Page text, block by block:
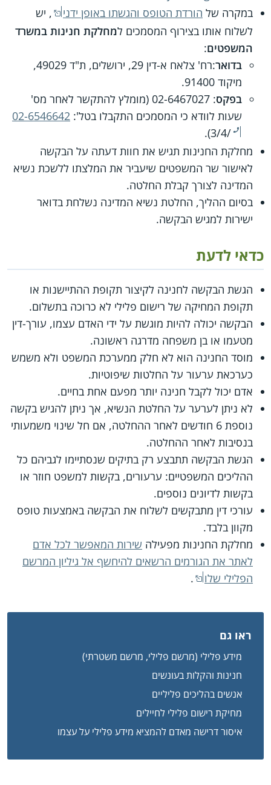
במקרה של הורדת הטופס והגשתו באופן ידני
, יש
לשלוח אותו בצירוף המסמכים למחלקת חנינות במשרד
המשפטים:
בדואר
:רח' צלאח א-דין 29, ירושלים, ת"ד 49029,
מיקוד 91400.
בפקס
: 02-6467027 (מומלץ להתקשר לאחר מס'
שעות לוודא כי המסמכים התקבלו בטל': 02-6546642
/3/4).
מחלקת החנינות תגיש את חוות דעתה על הבקשה
לאישור שר המשפטים שיעביר את המלצתו ללשכת נשיא
המדינה לצורך קבלת החלטה.
בסיום ההליך, החלטת נשיא המדינה נשלחת בדואר
ישירות למגיש הבקשה.
כדאי לדעת
הגשת הבקשה לחנינה לקיצור תקופת ההתיישנות או
תקופת המחיקה של רישום פלילי לא כרוכה בתשלום.
הבקשה יכולה להיות מוגשת על ידי האדם עצמו, עורך-דין
מטעמו או בן משפחה מדרגה ראשונה.
מוסד החנינה הוא לא חלק ממערכת המשפט ולא משמש
כערכאת ערעור על החלטות שיפוטיות.
אדם יכול לקבל חנינה יותר מפעם אחת בחיים.
לא ניתן לערער על החלטת הנשיא, אך ניתן להגיש בקשה
נוספת 6 חודשים לאחר ההחלטה, אם חל שינוי משמעותי
בנסיבות לאחר ההחלטה.
הגשת הבקשה תתבצע רק בתיקים שנסתיימו לגביהם כל
ההליכים המשפטיים: ערעורים, בקשות למשפט חוזר או
בקשות לדיונים נוספים.
עורכי דין מתבקשים לשלוח את הבקשה באמצעות טופס
מקוון בלבד.
מחלקת החנינות מפעילה שירות המאפשר לכל אדם
לאתר את הגורמים הרשאים להיחשף אל גיליון המרשם
הפלילי שלו
.
ראו גם
מידע פלילי (מרשם פלילי, מרשם משטרתי)
חנינות והקלות בעונשים
אנשים בהליכים פליליים
מחיקת רישום פלילי לחיילים
איסור דרישה מאדם להמציא מידע פלילי על עצמו